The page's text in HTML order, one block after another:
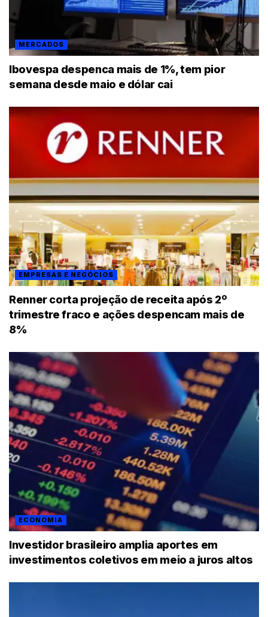
MERCADOS
Ibovespa despenca mais de 1%, tem pior
semana desde maio e dólar cai
EMPRESAS E NEGÓCIOS
Renner corta projeção de receita após 2º
trimestre fraco e ações despencam mais de
8%
ECONOMIA
Investidor brasileiro amplia aportes em
investimentos coletivos em meio a juros altos